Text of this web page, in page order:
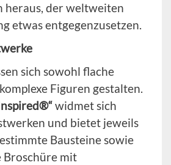
heraus, der weltweiten
etwas entgegenzusetzen.
sich sowohl flache
Figuren gestalten.
widmet sich
und bietet jeweils
Bausteine sowie
Broschüre mit